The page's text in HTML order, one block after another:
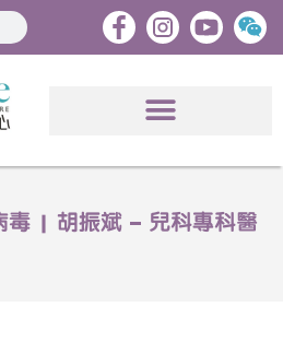
毒 | 胡振斌 – 兒科專科醫